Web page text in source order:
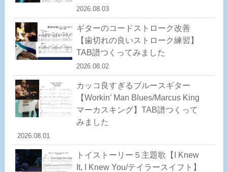
2026.08.03
ギターのコードストローク改善
【歯切れの良いストローク練習】
TAB譜つくってみました
2026.08.02
カッコ良すぎるブルースギター
【Workin’ Man Blues/Marcus King
マーカスキング】TAB譜つくって
みました
2026.08.01
トイストーリー５主題歌【I Knew
It, I Knew You/テイラースイフト】